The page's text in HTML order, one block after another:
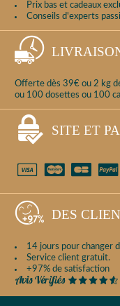
Prix bas et cadeaux
Conseils d'experts
Offerte dès 39€ ou 2 kg
ou 100 dosettes ou 100
SITE ET
DES
14 jours pour changer
Service client gratuit.
+97% de satisfaction